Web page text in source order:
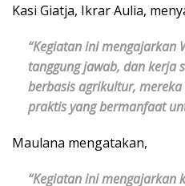
Kasi Giatja, Ikrar Aulia,
“Kegiatan ini mengajarkan
tanggung jawab, dan kerja
berbasis agrikultur,
praktis yang bermanfaat
Maulana mengatakan,
“Kegiatan ini mengajarkan